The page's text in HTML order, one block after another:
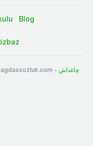
Blog
- چاغداش